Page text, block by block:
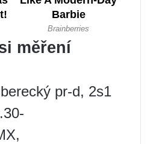
měření
pr-d, 2s1